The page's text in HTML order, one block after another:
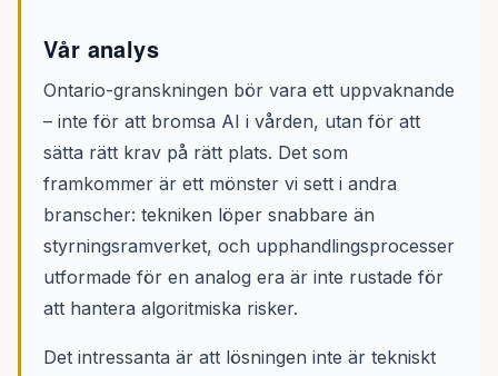
Vår analys
Ontario-granskningen bör vara ett uppvaknande
– inte för att bromsa AI i vården, utan för att
sätta rätt krav på rätt plats. Det som
framkommer är ett mönster vi sett i andra
branscher: tekniken löper snabbare än
styrningsramverket, och upphandlingsprocesser
utformade för en analog era är inte rustade för
att hantera algoritmiska risker.
Det intressanta är att lösningen inte är tekniskt